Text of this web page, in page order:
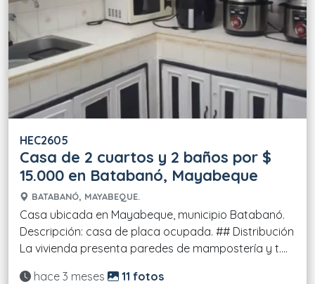
HEC2605
Casa de 2 cuartos y 2 baños por $
15.000 en Batabanó, Mayabeque
BATABANÓ, MAYABEQUE.
Casa ubicada en Mayabeque, municipio Batabanó.
Descripción: casa de placa ocupada. ## Distribución
La vivienda presenta paredes de mampostería y t....
Actualizado:
hace 3 meses 11 fotos